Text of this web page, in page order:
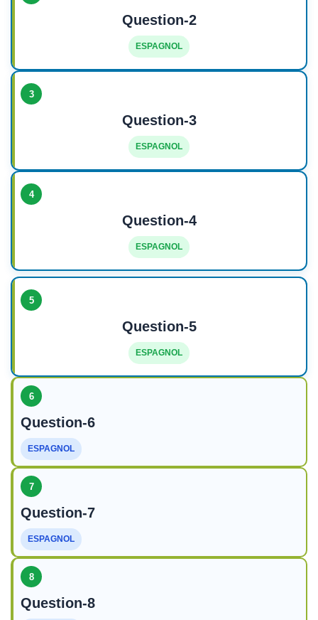
Question-2
ESPAGNOL
3
Question-3
ESPAGNOL
4
Question-4
ESPAGNOL
5
Question-5
ESPAGNOL
6
Question-6
ESPAGNOL
7
Question-7
ESPAGNOL
8
Question-8